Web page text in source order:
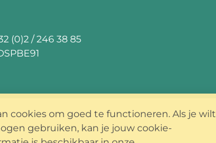
(0)2 / 246 38 85
cookies om goed te functioneren. Als je wilt
gebruiken, kan je jouw cookie-